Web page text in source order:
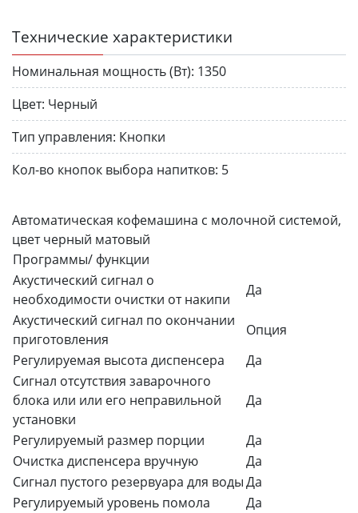
Технические характеристики
Номинальная мощность (Вт): 1350
Цвет: Черный
Тип управления: Кнопки
Кол-во кнопок выбора напитков: 5
Автоматическая кофемашина с молочной системой,
цвет черный матовый
Программы/ функции
Акустический сигнал о
необходимости очистки от накипи
Да
Акустический сигнал по окончании
приготовления
Опция
Регулируемая высота диспенсера
Да
Сигнал отсутствия заварочного
блока или или его неправильной
установки
Да
Регулируемый размер порции
Да
Очистка диспенсера вручную
Да
Сигнал пустого резервуара для водыДа
Регулируемый уровень помола
Да